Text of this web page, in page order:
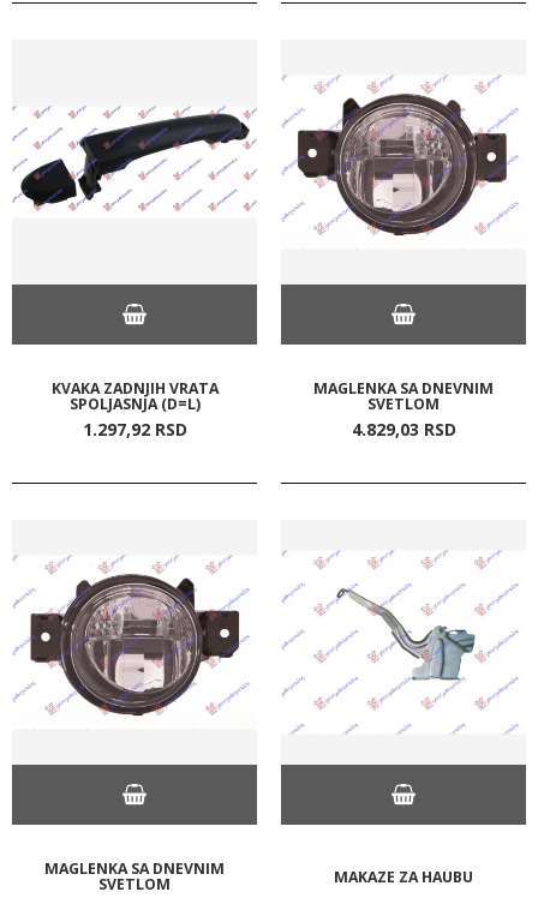
KVAKA ZADNJIH VRATA
SPOLJASNJA (D=L)
1.297,92 RSD
MAGLENKA SA DNEVNIM
SVETLOM
4.829,03 RSD
MAGLENKA SA DNEVNIM
SVETLOM MAKAZE ZA HAUBU